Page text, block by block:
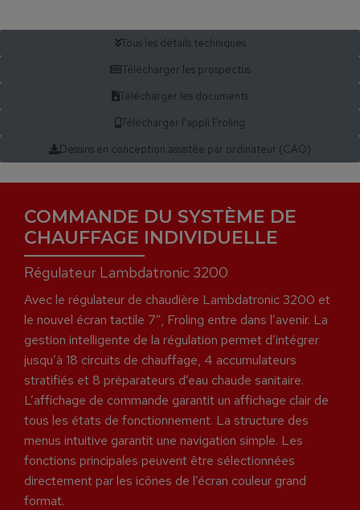
Tous les détails techniques
Télécharger les prospectus
Télécharger les documents
Télécharger l'appli Froling
Dessins en conception assistée par ordinateur (CAO)
COMMANDE DU SYSTÈME DE
CHAUFFAGE INDIVIDUELLE
Régulateur Lambdatronic 3200
Avec le régulateur de chaudière Lambdatronic 3200 et
le nouvel écran tactile 7”, Froling entre dans l’avenir. La
gestion intelligente de la régulation permet d’intégrer
jusqu’à 18 circuits de chauffage, 4 accumulateurs
stratifiés et 8 préparateurs d’eau chaude sanitaire.
L’affichage de commande garantit un affichage clair de
tous les états de fonctionnement. La structure des
menus intuitive garantit une navigation simple. Les
fonctions principales peuvent être sélectionnées
directement par les icônes de l’écran couleur grand
format.